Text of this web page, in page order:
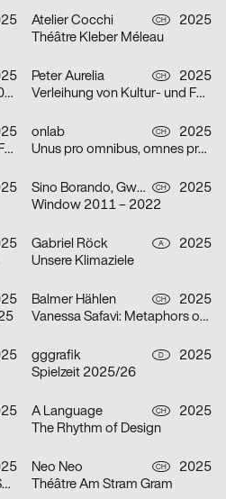
Atelier Cocchi CH
2025
Théâtre Kleber Méleau
Sinfoniekonzerte Spielzeit 2025/26
Peter Aurelia CH
2025
Verleihung von Kultur- und Förderpreis und Goldener Ehrenmedaille 2025 des Kantons Zürich
Weltformat Graphic Design Festival 2025
onlab CH
2025
Unus pro omnibus, omnes pro uno
Sino Borando, Gwendoline Niederer, Serafina Räber CH
2025
Window 2011 – 2022
Gabriel Röck A
2025
Unsere Klimaziele
Balmer Hählen CH
2025
Vanessa Safavi: Metaphors of Gravity
gggrafik D
2025
Spielzeit 2025/26
A Language CH
2025
The Rhythm of Design
Théâtre populaire romand, Saison 2025/26
Neo Neo CH
2025
Théâtre Am Stram Gram